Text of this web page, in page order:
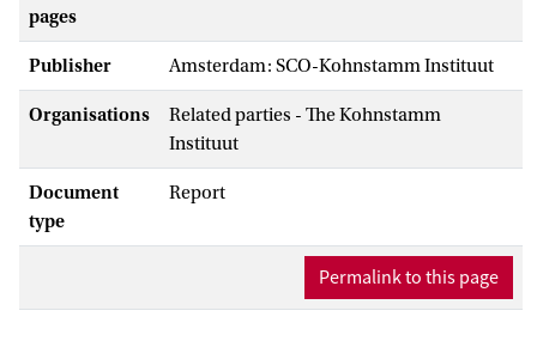
pages
Publisher Amsterdam: SCO-Kohnstamm Instituut
Organisations
Related parties - The Kohnstamm
Instituut
Document
type
Report
Permalink to this page